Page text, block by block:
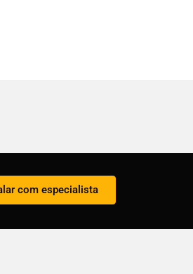
com especialista